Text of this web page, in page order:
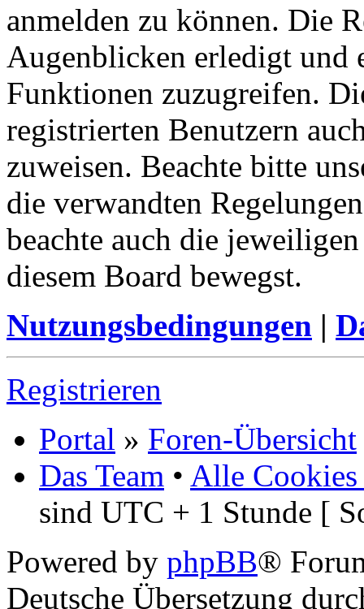
Du musst in diesem
anmelden zu können. Die
Augenblicken erledigt und
Funktionen zuzugreifen.
registrierten Benutzern
zuweisen. Beachte bitte
die verwandten
beachte auch die
diesem Board bewegst.
Nutzungsbedingungen|
Registrieren
Portal»Foren-Übersicht
Das Team • Alle
sind UTC + 1 Stunde [
Powered byphpBB®